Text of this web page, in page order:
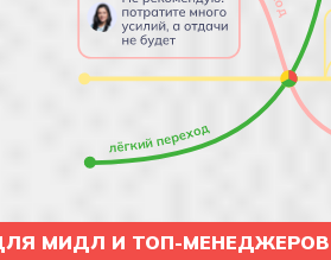
МИДЛ И ТОП-МЕНЕДЖЕРОВ